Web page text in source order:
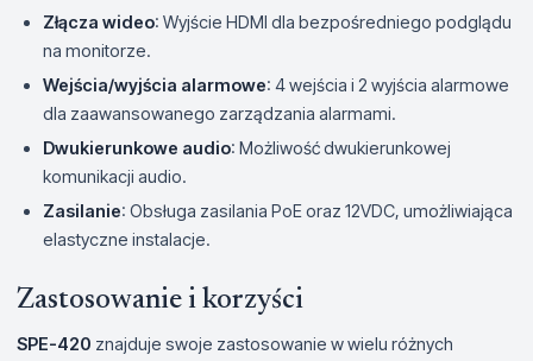
Złącza wideo: Wyjście HDMI dla bezpośredniego podglądu
na monitorze.
Wejścia/wyjścia alarmowe: 4 wejścia i 2 wyjścia alarmowe
dla zaawansowanego zarządzania alarmami.
Dwukierunkowe audio: Możliwość dwukierunkowej
komunikacji audio.
Zasilanie: Obsługa zasilania PoE oraz 12VDC, umożliwiająca
elastyczne instalacje.
Zastosowanie i korzyści
SPE-420 znajduje swoje zastosowanie w wielu różnych